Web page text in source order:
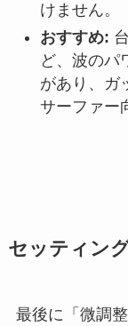
けません。
おすすめ:
ど、波のパ
があり、ガ
サーファー
セッティン
最後に「微調